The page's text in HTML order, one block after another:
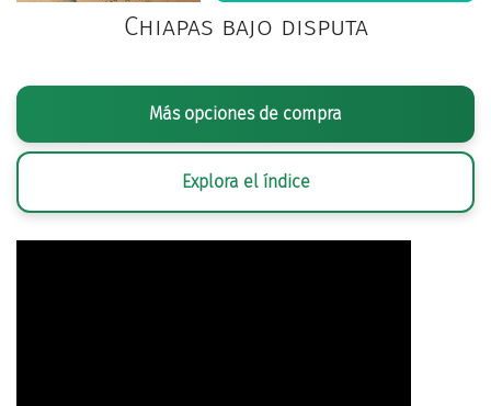
Chiapas bajo disputa
Más opciones de compra
Explora el índice